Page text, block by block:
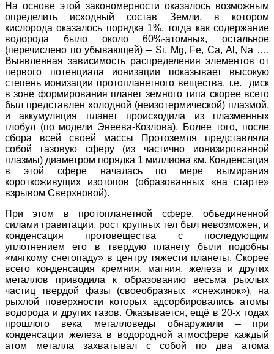
На основе этой закономерности оказалось возможным
определить исходный состав Земли, в котором
кислорода оказалось порядка 1%, тогда как содержание
водорода было около 60%-атомных, остальное
(перечислено по убывающей) – Si, Mg, Fe, Ca, Al , Na ….
Выявленная зависимость распределения элементов от
первого потенциала ионизации показывает высокую
степень ионизации протопланетного вещества, т.е. диск
в зоне формирования планет земного типа скорее всего
был представлен холодной (неизотермической) плазмой,
и аккумуляция планет происходила из плазменных
глобул (по модели Энеева-Козлова). Более того, после
сбора всей своей массы Протоземля представляла
собой газовую сферу (из частично ионизированной
плазмы) диаметром порядка 1 миллиона км. Конденсация
в этой сфере началась по мере вымирания
короткоживущих изотопов (образованных «на старте»
взрывом Сверхновой).
При этом в протопланетной сфере, объединенной
силами гравитации, рост крупных тел был невозможен, и
конденсация протовещества с последующим
уплотнением его в твердую планету были подобны
«мягкому снегопаду» в центру тяжести планеты. Скорее
всего конденсация кремния, магния, железа и других
металлов приводила к образованию весьма рыхлых
частиц твердой фазы (своеобразных «снежинок»), на
рыхлой поверхности которых адсорбировались атомы
водорода и других газов. Оказывается, ещё в 20-х годах
прошлого века металловеды обнаружили – при
конденсации железа в водородной атмосфере каждый
атом металла захватывал с собой по два атома